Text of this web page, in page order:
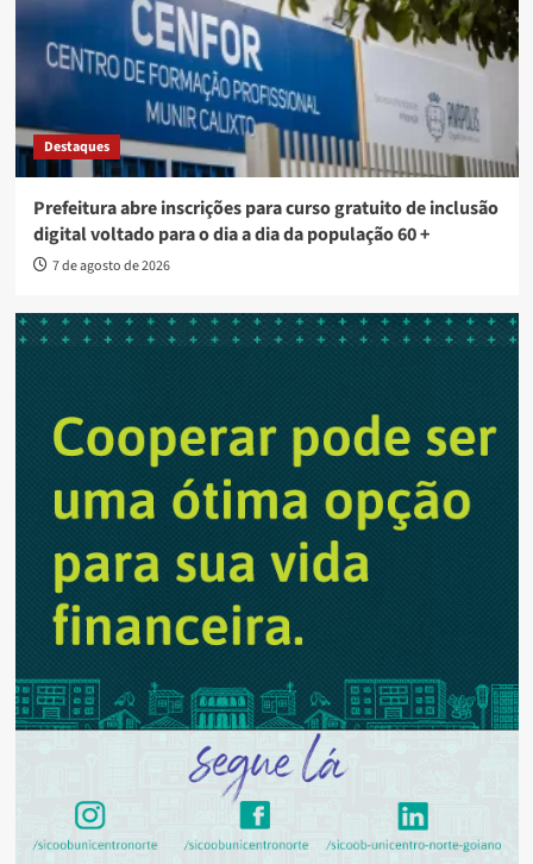
Destaques
Prefeitura abre inscrições para curso gratuito de inclusão
digital voltado para o dia a dia da população 60 +
7 de agosto de 2026